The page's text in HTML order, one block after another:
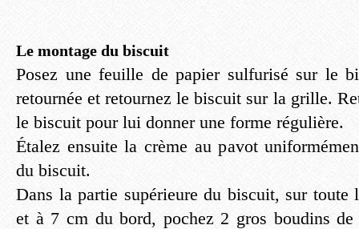
Le montage du biscuit
Posez une feuille de papier sulfurisé sur le
retournée et retournez le biscuit sur la grille.
le biscuit pour lui donner une forme régulière.
Étalez ensuite la crème au pavot
du biscuit.
Dans la partie supérieure du biscuit, sur toute
et à 7 cm du bord, pochez 2 gros boudins de